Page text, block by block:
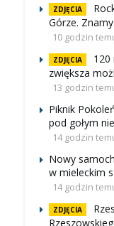
ZDJĘCIA
Górze.
10 godzin
ZDJĘCIA
120
zwiększa
13 godzin
Piknik
pod gołym
14 godzin
Nowy
w mieleckim
14 godzin
ZDJĘCIA